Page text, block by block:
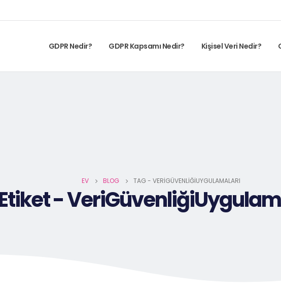
GDPR Nedir? GDPR Kapsamı Nedir? Kişisel Veri Nedir?
EV BLOG TAG - VERIGÜVENLIĞIUYGULAMALARI
-